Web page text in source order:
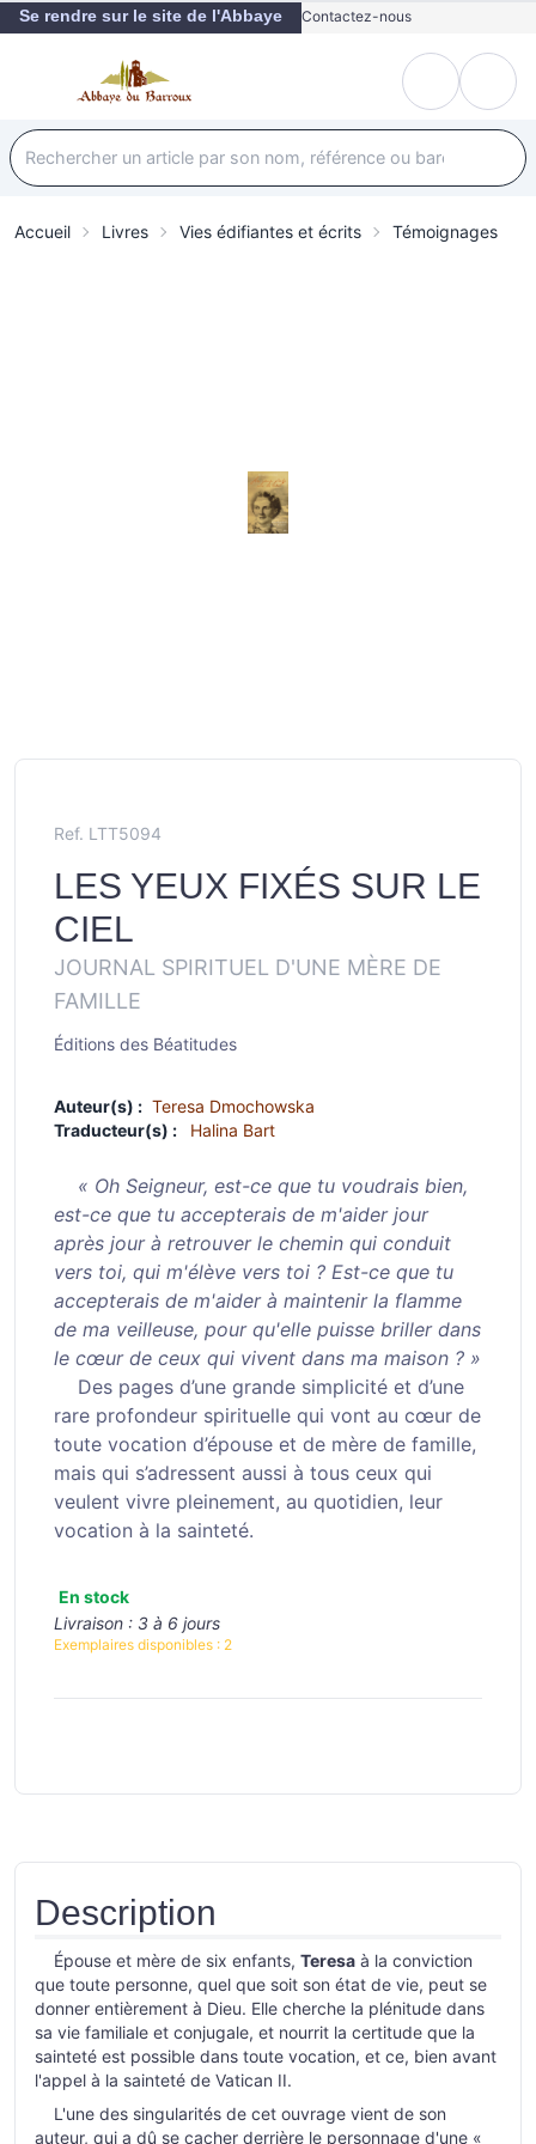
Se rendre sur le site de l'Abbaye Contactez-nous
Accueil Livres Vies édifiantes et écrits Témoignages
Ref. LTT5094
LES YEUX FIXÉS SUR LE
CIEL
JOURNAL SPIRITUEL D'UNE MÈRE DE
FAMILLE
Éditions des Béatitudes
Auteur(s) : Teresa Dmochowska
Traducteur(s) :
Halina Bart
« Oh Seigneur, est-ce que tu voudrais bien,
est-ce que tu accepterais de m'aider jour
après jour à retrouver le chemin qui conduit
vers toi, qui m'élève vers toi ? Est-ce que tu
accepterais de m'aider à maintenir la flamme
de ma veilleuse, pour qu'elle puisse briller dans
le cœur de ceux qui vivent dans ma maison ? »
Des pages d’une grande simplicité et d’une
rare profondeur spirituelle qui vont au cœur de
toute vocation d’épouse et de mère de famille,
mais qui s’adressent aussi à tous ceux qui
veulent vivre pleinement, au quotidien, leur
vocation à la sainteté.
En stock
Livraison : 3 à 6 jours
Exemplaires disponibles : 2
Description
Épouse et mère de six enfants, Teresa à la conviction
que toute personne, quel que soit son état de vie, peut se
donner entièrement à Dieu. Elle cherche la plénitude dans
sa vie familiale et conjugale, et nourrit la certitude que la
sainteté est possible dans toute vocation, et ce, bien avant
l'appel à la sainteté de Vatican II.
L'une des singularités de cet ouvrage vient de son
auteur, qui a dû se cacher derrière le personnage d'une «